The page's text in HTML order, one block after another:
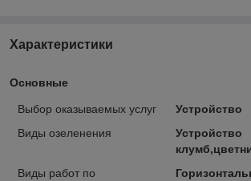
Характеристики
Основные
Выбор оказываемых услуг
Устройство
Виды озеленения
Устройство
Виды работ по